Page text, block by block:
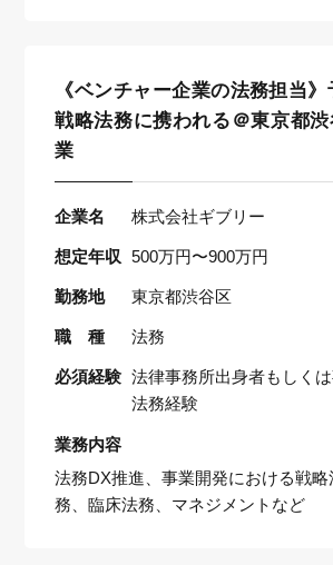
《ベンチャー企業の法務担当
戦略法務に携われる＠東京都
業
企業名 株式会社ギブリー
想定年収 500万円〜900万円
勤務地 東京都渋谷区
職 種 法務
必須経験 法律事務所出身者もしく
法務経験
業務内容
法務DX推進、事業開発における戦
務、臨床法務、マネジメントなど